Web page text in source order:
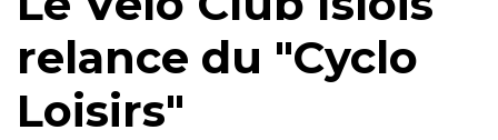
relance du "Cyclo
Loisirs"